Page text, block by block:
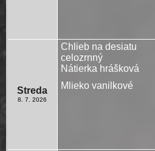
Streda
8. 7. 2026
Chlieb na desiatu
celozrnný
Nátierka hrášková
Mlieko vanilkové